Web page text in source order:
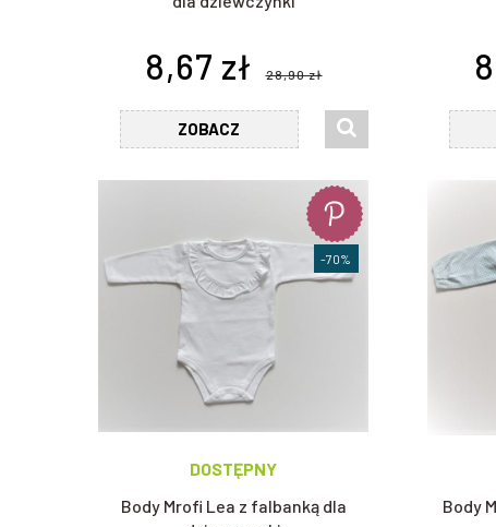
8,67 zł 28,90 zł
ZOBACZ
DOSTĘPNY
Body Mrofi Lea z falbanką dla
-70%
Body